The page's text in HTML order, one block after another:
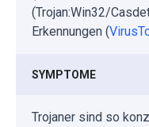
(Trojan:Win32/
Erkennungen (
SYMPTOME
Trojaner sind so